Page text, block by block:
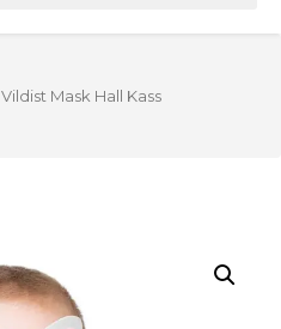
Vildist Mask Hall Kass